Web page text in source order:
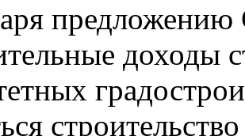
предложению
доходы